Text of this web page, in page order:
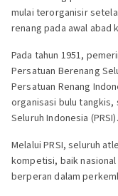
mulai terorganisir
renang pada awal abad
Pada tahun 1951,
Persatuan Berenang
Persatuan Renang
organisasi bulu tangkis,
Seluruh Indonesia (PRSI).
Melalui PRSI, seluruh
kompetisi, baik
berperan dalam